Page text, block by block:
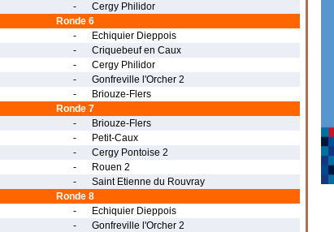
-
Cergy Philidor
Ronde 6
-
Echiquier Dieppois
-
Criquebeuf en Caux
-
Cergy Philidor
-
Gonfreville l'Orcher 2
-
Briouze-Flers
Ronde 7
-
Briouze-Flers
-
Petit-Caux
-
Cergy Pontoise 2
-
Rouen 2
-
Saint Etienne du Rouvray
Ronde 8
-
Echiquier Dieppois
-
Gonfreville l'Orcher 2